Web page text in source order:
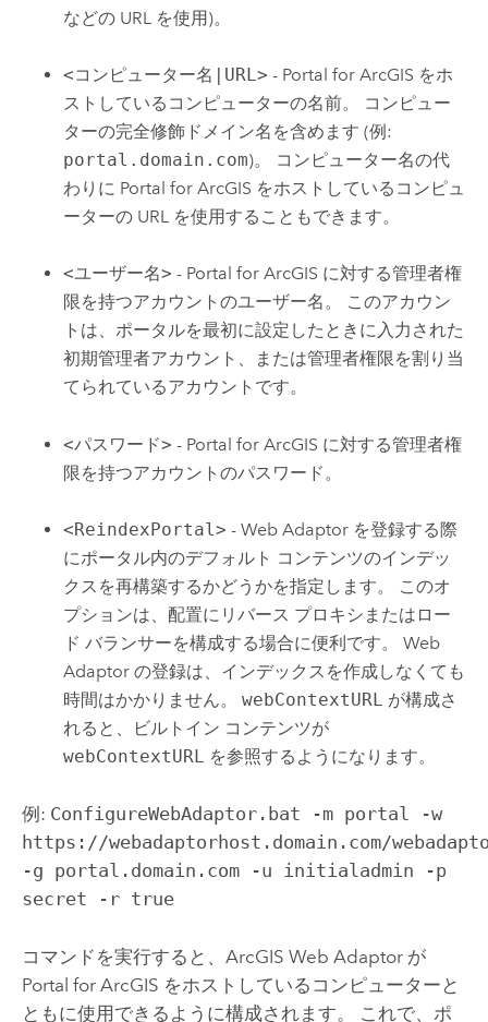
などの URL を使用)。
<コンピューター名|URL> - Portal for ArcGIS をホ
ストしているコンピューターの名前。 コンピュー
ターの完全修飾ドメイン名を含めます (例:
portal.domain.com)。 コンピューター名の代
わりに Portal for ArcGIS をホストしているコンピュ
ーターの URL を使用することもできます。
<ユーザー名> - Portal for ArcGIS に対する管理者権
限を持つアカウントのユーザー名。 このアカウン
トは、ポータルを最初に設定したときに入力された
初期管理者アカウント、または管理者権限を割り当
てられているアカウントです。
<パスワード> - Portal for ArcGIS に対する管理者権
限を持つアカウントのパスワード。
<ReindexPortal> - Web Adaptor を登録する際
にポータル内のデフォルト コンテンツのインデッ
クスを再構築するかどうかを指定します。 このオ
プションは、配置にリバース プロキシまたはロー
ド バランサーを構成する場合に便利です。 Web
Adaptor の登録は、インデックスを作成しなくても
時間はかかりません。webContextURL が構成さ
れると、ビルトイン コンテンツが
webContextURL を参照するようになります。
例: ConfigureWebAdaptor.bat -m portal -w
https://webadaptorhost.domain.com/
-g portal.domain.com -u initialadmin -p
secret -r true
コマンドを実行すると、 ArcGIS Web Adaptorが
Portal for ArcGIS をホストしているコンピューターと
ともに使用できるように構成されます。 これで、ポ